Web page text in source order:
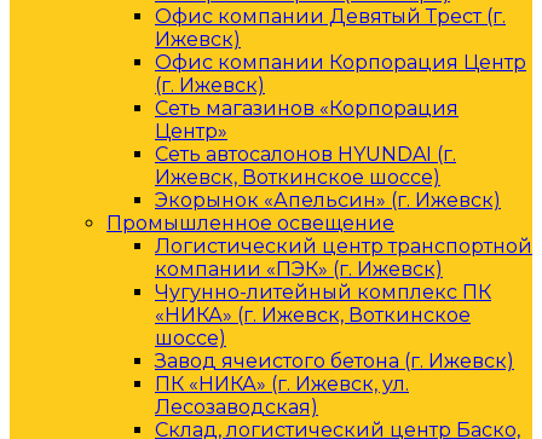
Офис компании Девятый Трест (г.
Ижевск)
Офис компании Корпорация Центр
(г. Ижевск)
Сеть магазинов «Корпорация
Центр»
Сеть автосалонов HYUNDAI (г.
Ижевск, Воткинское шоссе)
Экорынок «Апельсин» (г. Ижевск)
Промышленное освещение
Логистический центр транспортной
компании «ПЭК» (г. Ижевск)
Чугунно-литейный комплекс ПК
«НИКА» (г. Ижевск, Воткинское
шоссе)
Завод ячеистого бетона (г. Ижевск)
ПК «НИКА» (г. Ижевск, ул.
Лесозаводская)
Склад, логистический центр Баско,